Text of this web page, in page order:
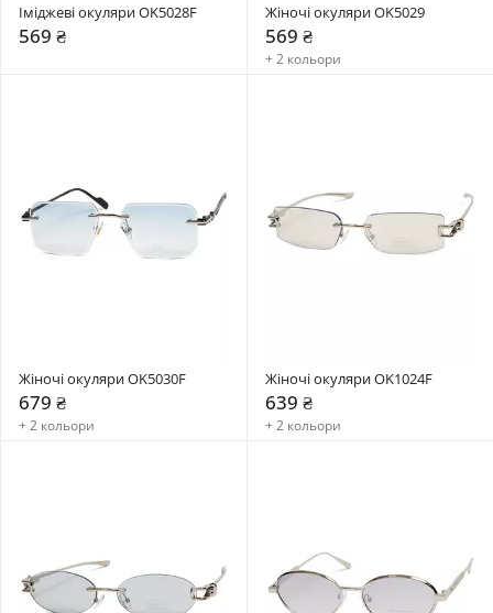
Іміджеві окуляри OK5028F
569 ₴
Жіночі окуляри OK5029
569 ₴
+ 2 кольори
Жіночі окуляри OK5030F
679 ₴
+ 2 кольори
Жіночі окуляри OK1024F
639 ₴
+ 2 кольори